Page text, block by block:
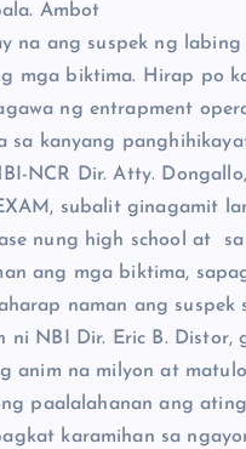
Ambot
na ang suspek ng
mga biktima. Hirap po
ng entrapment
sa kanyang
NCR Dir. Atty.
subalit ginagamit
nung high school at sa
ang mga biktima,
naman ang suspek
ni NBI Dir. Eric B.
anim na milyon at
paalalahanan ang
karamihan sa